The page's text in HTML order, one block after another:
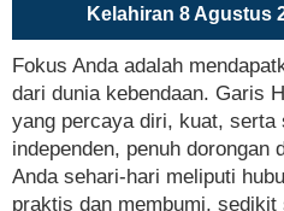
Kelahiran 8 Agustus
Fokus Anda adalah
dari dunia kebendaan. Garis
yang percaya diri, kuat, serta
independen, penuh dorongan
Anda sehari-hari meliputi
praktis dan membumi,